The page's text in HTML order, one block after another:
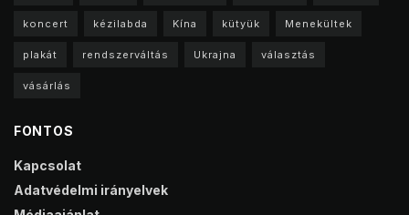
koncert kézilabda Kína kütyük Menekültek
plakát rendszerváltás Ukrajna választás
vásárlás
FONTOS
Kapcsolat
Adatvédelmi irányelvek